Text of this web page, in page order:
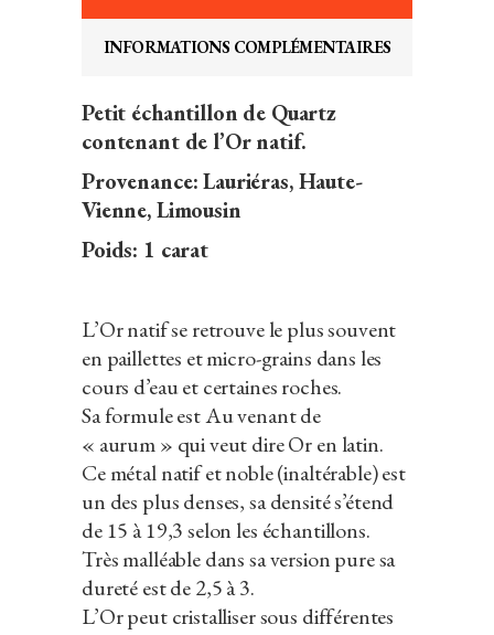
INFORMATIONS COMPLÉMENTAIRES
Petit échantillon de Quartz
contenant de l’Or natif.
Provenance: Lauriéras, Haute-
Vienne, Limousin
Poids: 1 carat
L’Or natif se retrouve le plus souvent
en paillettes et micro-grains dans les
cours d’eau et certaines roches.
Sa formule est Au venant de
« aurum » qui veut dire Or en latin.
Ce métal natif et noble (inaltérable) est
un des plus denses, sa densité s’étend
de 15 à 19,3 selon les échantillons.
Très malléable dans sa version pure sa
dureté est de 2,5 à 3.
L’Or peut cristalliser sous différentes